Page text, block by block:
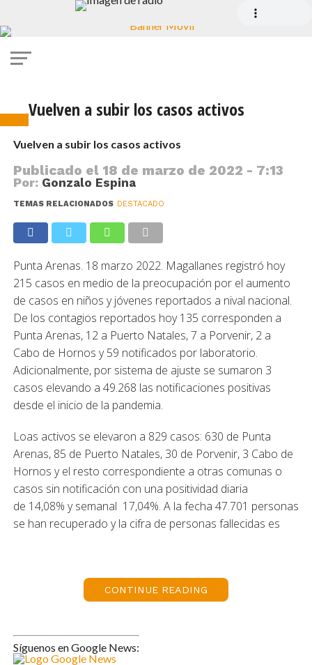
covidVuelven a subir los casos activos
Vuelven a subir los casos activos
Publicado el 18 de marzo de 2022 - 7:13
Por: Gonzalo Espina
TEMAS RELACIONADOS DESTACADO
Punta Arenas. 18 marzo 2022. Magallanes registró hoy
215 casos en medio de la preocupación por el aumento
de casos en niños y jóvenes reportados a nival nacional.
De los contagios reportados hoy 135 corresponden a
Punta Arenas, 12 a Puerto Natales, 7 a Porvenir, 2 a
Cabo de Hornos y 59 notificados por laboratorio.
Adicionalmente, por sistema de ajuste se sumaron 3
casos elevando a 49.268 las notificaciones positivas
desde el inicio de la pandemia.
Loas activos se elevaron a 829 casos: 630 de Punta
Arenas, 85 de Puerto Natales, 30 de Porvenir, 3 Cabo de
Hornos y el resto correspondiente a otras comunas o
casos sin notificación con una positividad diaria
de 14,08% y semanal 17,04%. A la fecha 47.701 personas
se han recuperado y la cifra de personas fallecidas es
De 272 pacientes hospitalizados en la red de salud: 32
permanecen en aislamiento, 9 en la UCI y 4 en la UTI. La
ocupación total de las unidades de cuidados intensivos
CONTINUE READING
Síguenos en Google News: